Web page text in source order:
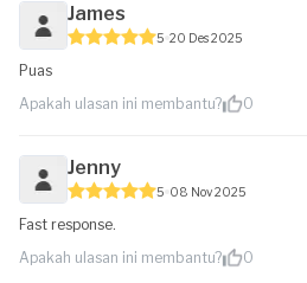
James
5 20 Des 2025
Puas
Apakah ulasan ini membantu?
0
Jenny
5 08 Nov 2025
Fast response.
Apakah ulasan ini membantu?
0